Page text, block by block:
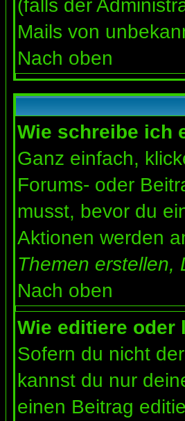
(falls der
Mails von
Nach oben
Wie schreibe ich
Ganz einfach,
Forums- oder
musst, bevor du
Aktionen werden
Themen erstellen,
Nach oben
Wie editiere oder
Sofern du nicht
kannst du nur
einen Beitrag